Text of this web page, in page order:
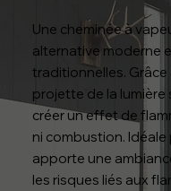
Une cheminée à
alternative moderne
traditionnelles.
projette de la lumière
créer un effet de
ni combustion.
apporte une
les risques liés aux